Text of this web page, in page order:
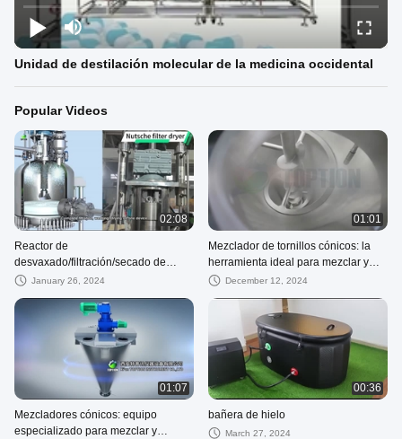
Unidad de destilación molecular de la medicina occidental
Popular Videos
02:08
Reactor de
desvaxado/filtración/secado de
acero inoxidable de 50L
January 26, 2024
01:01
Mezclador de tornillos cónicos: la
herramienta ideal para mezclar y
mezclar con precisión
December 12, 2024
01:07
Mezcladores cónicos: equipo
especializado para mezclar y
00:36
bañera de hielo
March 27, 2024